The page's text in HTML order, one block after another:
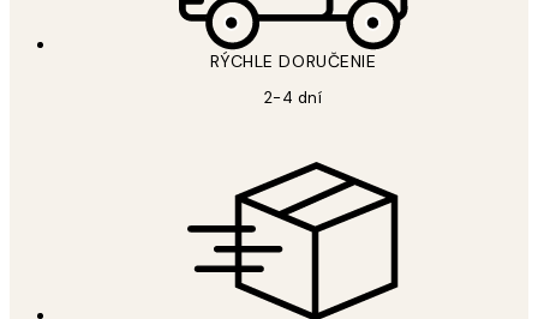
RÝCHLE DORUČENIE
2-4 dní